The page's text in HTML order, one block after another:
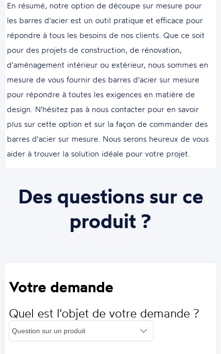
En résumé, notre option de découpe sur mesure pour
les barres d'acier est un outil pratique et efficace pour
répondre à tous les besoins de nos clients. Que ce soit
pour des projets de construction, de rénovation,
d'aménagement intérieur ou extérieur, nous sommes en
mesure de vous fournir des barres d'acier sur mesure
pour répondre à toutes les exigences en matière de
design. N'hésitez pas à nous contacter pour en savoir
plus sur cette option et sur la façon de commander des
barres d'acier sur mesure. Nous serons heureux de vous
aider à trouver la solution idéale pour votre projet.
Des questions sur ce
produit ?
Votre demande
Quel est l'objet de votre demande ?